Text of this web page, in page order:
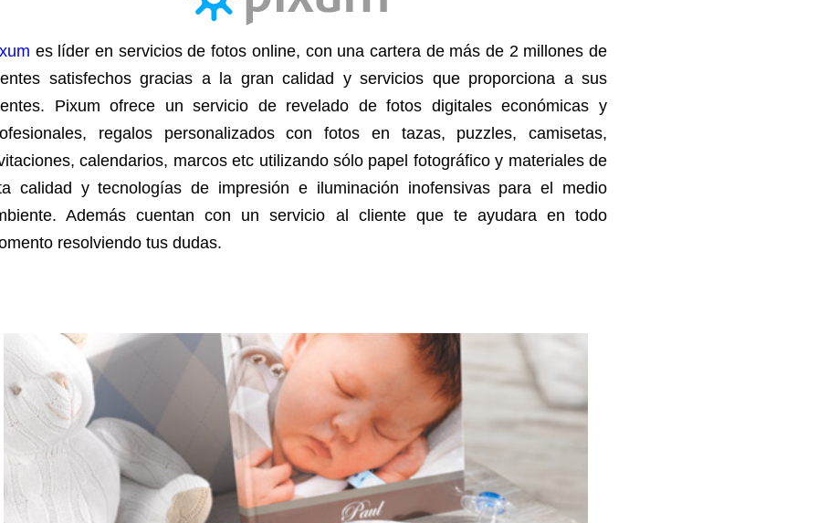
es líder en servicios de fotos online, con una cartera de más de 2 millones de
satisfechos gracias a la gran calidad y servicios que proporciona a sus
Pixum ofrece un servicio de revelado de fotos digitales económicas y
regalos personalizados con fotos en tazas, puzzles, camisetas,
calendarios, marcos etc utilizando sólo papel fotográfico y materiales de
calidad y tecnologías de impresión e iluminación inofensivas para el medio
Además cuentan con un servicio al cliente que te ayudara en todo
resolviendo tus dudas.